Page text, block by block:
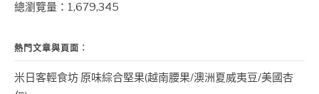
總瀏覽量：1,679,345
熱門文章與頁面︰
米日客輕食坊 原味綜合堅果(越南腰果/澳洲夏威夷豆/美國杏